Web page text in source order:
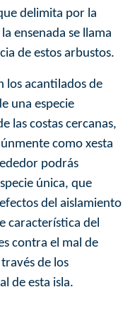
delimita por la
ensenada se llama
de estos arbustos.
los acantilados de
una especie
las costas cercanas,
como xesta
podrás
única, que
del aislamiento
característica del
contra el mal de
de los
de esta isla.